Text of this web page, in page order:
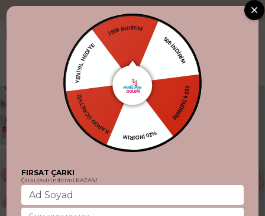
"Aynı gün
150₺ İNDİRİM
50₺ İNDİRİM
100 ₺ İNDİRİM
%20 İNDİRİM
KARGO ÜCRETSİZ
YENİYIL HEDİYE
FIRSAT ÇARKI
Çarkı çevir indirimi KAZAN!